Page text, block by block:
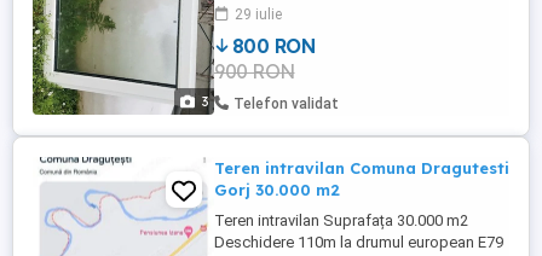
3
29 iulie
800 RON
900 RON
Telefon validat
Teren intravilan Comuna Dragutesti
Gorj 30.000 m2
Teren intravilan Suprafața 30.000 m2
Deschidere 110m la drumul european E79